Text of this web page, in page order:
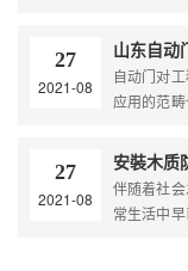
27
2021-08
山东自动
自动门对
应用的范
27
2021-08
安裝木质
伴随着社
常生活中